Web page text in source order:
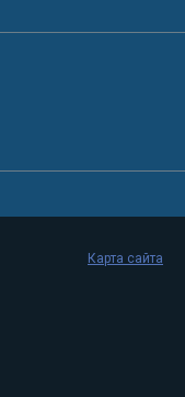
Карта сайта